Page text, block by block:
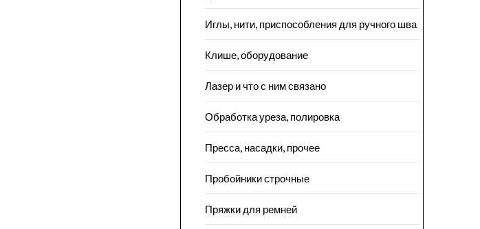
Иглы, нити, приспособления для ручного шва
Клише, оборудование
Лазер и что с ним связано
Обработка уреза, полировка
Пресса, насадки, прочее
Пробойники строчные
Пряжки для ремней